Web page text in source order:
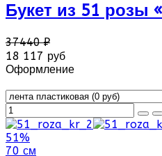
Букет из 51 розы
37440 ₽
18 117 руб
Оформление
51%
70 см